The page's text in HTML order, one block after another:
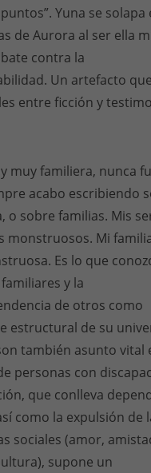
Yuna se solapa
de Aurora al ser ella
contra la
Un artefacto que
entre ficción y
muy familiera, nunca
acabo escribiendo
o sobre familias. Mis
monstruosos. Mi
Es lo que
y la
de otros como
estructural de su
también asunto vital
personas con
que conlleva
como la expulsión de
sociales (amor,
supone un